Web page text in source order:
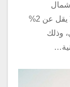
شمال
الأطلسي (الناتو) المتمثل في تخصيص ما لا يقل عن 2%
وذلك